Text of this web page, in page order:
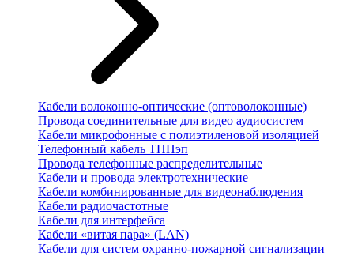
Кабели волоконно-оптические (оптоволоконные)
Провода соединительные для видео аудиосистем
Кабели микрофонные с полиэтиленовой изоляцией
Телефонный кабель ТППэп
Провода телефонные распределительные
Кабели и провода электротехнические
Кабели комбинированные для видеонаблюдения
Кабели радиочастотные
Кабели для интерфейса
Кабели «витая пара» (LAN)
Кабели для систем охранно-пожарной сигнализации